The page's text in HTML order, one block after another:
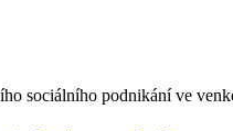
sociálního podnikání ve